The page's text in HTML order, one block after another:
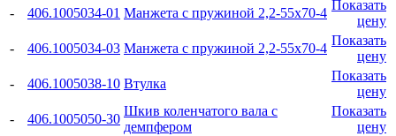
-
406.1005034-01 Манжета с пружиной 2,2-55x70-4
Показать
цену
-
406.1005034-03 Манжета с пружиной 2,2-55x70-4
Показать
цену
-
406.1005038-10 Втулка
Показать
цену
-
406.1005050-30
Шкив коленчатого вала с
демпфером
Показать
цену